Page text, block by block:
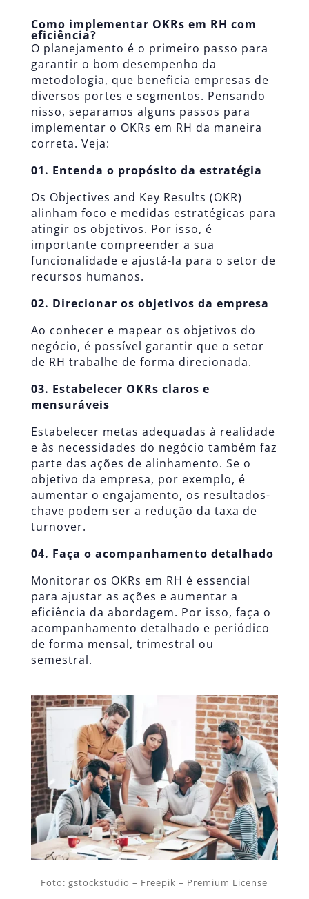
Como implementar OKRs em RH com
eficiência?
O planejamento é o primeiro passo para
garantir o bom desempenho da
metodologia, que beneficia empresas de
diversos portes e segmentos. Pensando
nisso, separamos alguns passos para
implementar o OKRs em RH da maneira
correta. Veja:
01. Entenda o propósito da estratégia
Os Objectives and Key Results (OKR)
alinham foco e medidas estratégicas para
atingir os objetivos. Por isso, é
importante compreender a sua
funcionalidade e ajustá-la para o setor de
recursos humanos.
02. Direcionar os objetivos da empresa
Ao conhecer e mapear os objetivos do
negócio, é possível garantir que o setor
de RH trabalhe de forma direcionada.
03. Estabelecer OKRs claros e
mensuráveis
Estabelecer metas adequadas à realidade
e às necessidades do negócio também faz
parte das ações de alinhamento. Se o
objetivo da empresa, por exemplo, é
aumentar o engajamento, os resultados-
chave podem ser a redução da taxa de
turnover.
04. Faça o acompanhamento detalhado
Monitorar os OKRs em RH é essencial
para ajustar as ações e aumentar a
eficiência da abordagem. Por isso, faça o
acompanhamento detalhado e periódico
de forma mensal, trimestral ou
semestral.
Foto: gstockstudio – Freepik – Premium License